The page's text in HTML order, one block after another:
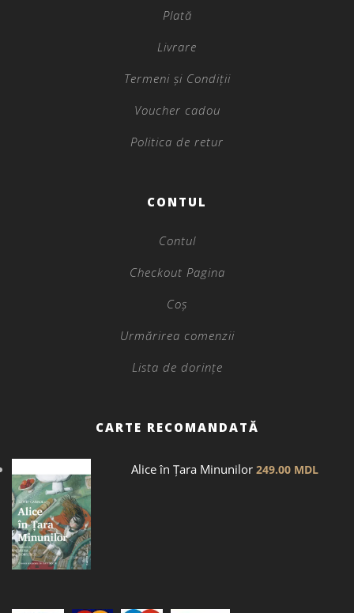
Plată
Livrare
Termeni și Condiții
Voucher cadou
Politica de retur
CONTUL
Contul
Checkout Pagina
Coș
Urmărirea comenzii
Lista de dorințe
CARTE RECOMANDATĂ
Alice în Țara Minunilor 249.00 MDL